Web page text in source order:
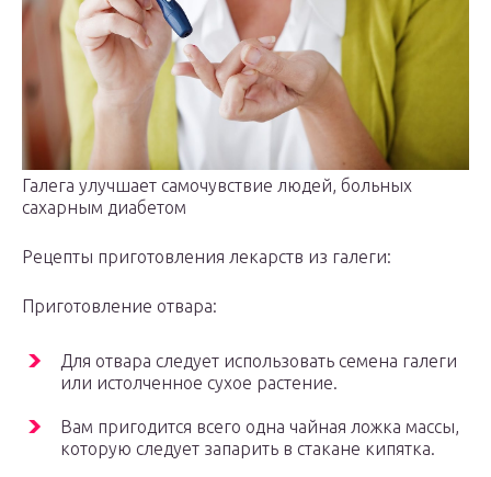
Галега улучшает самочувствие людей, больных
сахарным диабетом
Рецепты приготовления лекарств из галеги:
Приготовление отвара:
Для отвара следует использовать семена галеги
или истолченное сухое растение.
Вам пригодится всего одна чайная ложка массы,
которую следует запарить в стакане кипятка.